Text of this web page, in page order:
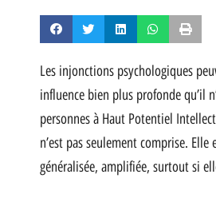
Les injonctions psychologiques
influence bien plus profonde qu’il
personnes à Haut Potentiel
n’est pas seulement comprise. Elle
généralisée, amplifiée, surtout si